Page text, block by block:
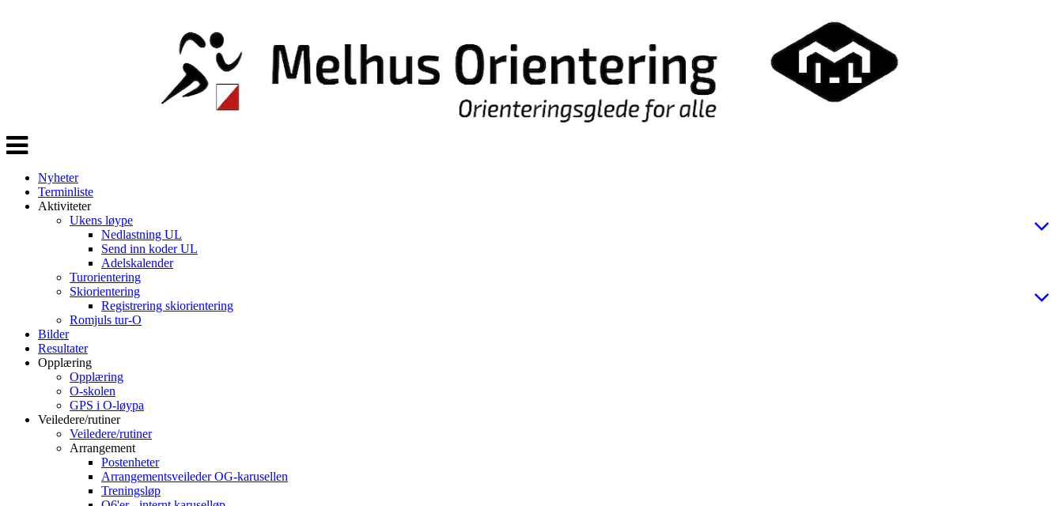
Veksle
navigasjon
Nyheter
Terminliste
Aktiviteter
Ukens løype
Nedlastning UL
Send inn koder UL
Adelskalender
Turorientering
Skiorientering
Registrering skiorientering
Romjuls tur-O
Bilder
Resultater
Opplæring
Opplæring
O-skolen
GPS i O-løypa
Veiledere/rutiner
Veiledere/rutiner
Arrangement
Postenheter
Arrangementsveileder OG-karusellen
Treningsløp